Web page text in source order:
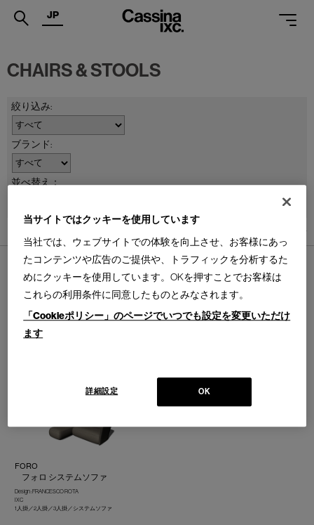
.
SERVICES
PROJECTS
MAGAZINE
SHOPS
CATALOGUES
PROFESSIONAL
ONLINE STORE お問合せ
JP
CHAIRS & STOOLS
並べ替え：
件あります
580 ESOSOFT
エゾソフト システムソファ／ベ
BOND
FORO
フォロ システムソファ
Design : FRANCESCO ROTA
IXC
1人掛／2人掛／3人掛／システムソファ
当サイトではクッキーを使用しています
当社では、ウェブサイトでの体験を向上させ、お客様にあっ
たコンテンツや広告のご提供や、トラフィックを分析するた
めにクッキーを使用しています。OKを押すことでお客様は
これらの利用条件に同意したものとみなされます。
「Cookieポリシー」のページでいつでも設定を変更いただけ
ます
OK
詳細設定